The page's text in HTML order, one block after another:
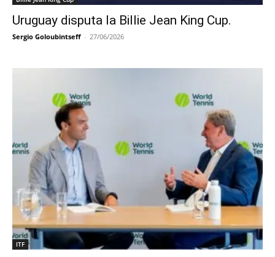
Uruguay disputa la Billie Jean King Cup.
Sergio Goloubintseff - 27/06/2026
ITF